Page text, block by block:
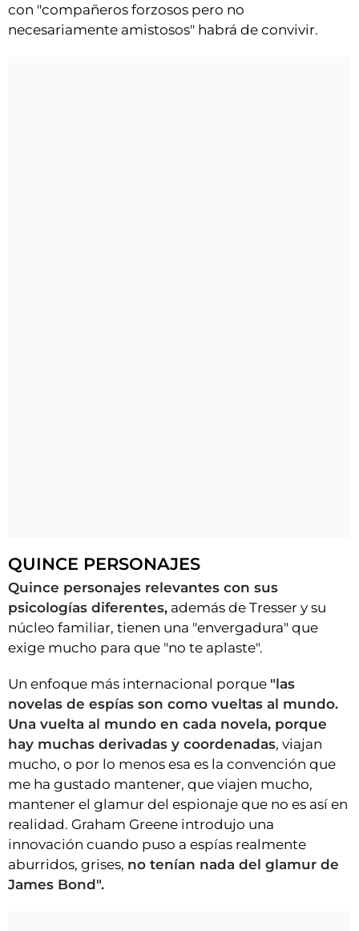
con "compañeros forzosos pero no
necesariamente amistosos" habrá de convivir.
QUINCE PERSONAJES
Quince personajes relevantes con sus
psicologías diferentes, además de Tresser y su
núcleo familiar, tienen una "envergadura" que
exige mucho para que "no te aplaste".
Un enfoque más internacional porque "las
novelas de espías son como vueltas al mundo.
Una vuelta al mundo en cada novela, porque
hay muchas derivadas y coordenadas, viajan
mucho, o por lo menos esa es la convención que
me ha gustado mantener, que viajen mucho,
mantener el glamur del espionaje que no es así en
realidad. Graham Greene introdujo una
innovación cuando puso a espías realmente
aburridos, grises, no tenían nada del glamur de
James Bond".